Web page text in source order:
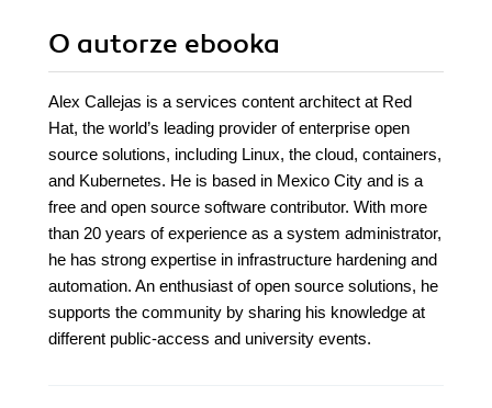
O autorze ebooka
Alex Callejas is a services content architect at Red
Hat, the world’s leading provider of enterprise open
source solutions, including Linux, the cloud, containers,
and Kubernetes. He is based in Mexico City and is a
free and open source software contributor. With more
than 20 years of experience as a system administrator,
he has strong expertise in infrastructure hardening and
automation. An enthusiast of open source solutions, he
supports the community by sharing his knowledge at
different public-access and university events.